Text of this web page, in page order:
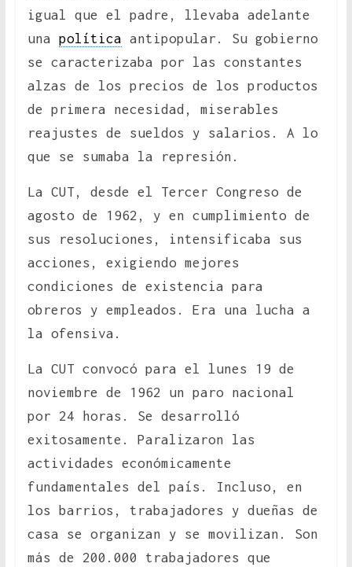
igual que el padre, llevaba adelante
una política antipopular. Su gobierno
se caracterizaba por las constantes
alzas de los precios de los productos
de primera necesidad, miserables
reajustes de sueldos y salarios. A lo
que se sumaba la represión.
La CUT, desde el Tercer Congreso de
agosto de 1962, y en cumplimiento de
sus resoluciones, intensificaba sus
acciones, exigiendo mejores
condiciones de existencia para
obreros y empleados. Era una lucha a
la ofensiva.
La CUT convocó para el lunes 19 de
noviembre de 1962 un paro nacional
por 24 horas. Se desarrolló
exitosamente. Paralizaron las
actividades económicamente
fundamentales del país. Incluso, en
los barrios, trabajadores y dueñas de
casa se organizan y se movilizan. Son
más de 200.000 trabajadores que